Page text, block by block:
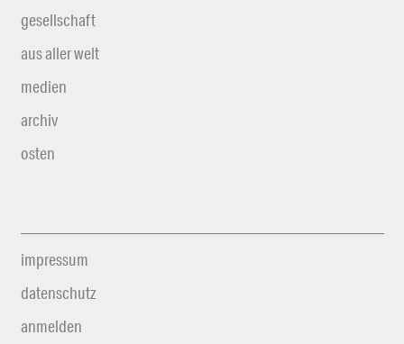
gesellschaft
aus aller welt
medien
archiv
osten
impressum
datenschutz
anmelden